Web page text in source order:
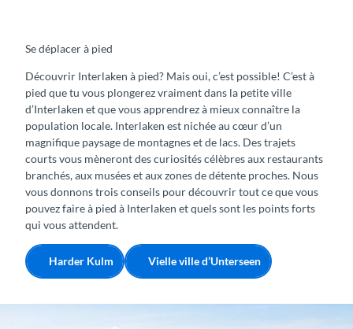
Se déplacer à pied
Découvrir Interlaken à pied? Mais oui, c’est possible! C’est à
pied que tu vous plongerez vraiment dans la petite ville
d’Interlaken et que vous apprendrez à mieux connaître la
population locale. Interlaken est nichée au cœur d’un
magnifique paysage de montagnes et de lacs. Des trajets
courts vous mèneront des curiosités célèbres aux restaurants
branchés, aux musées et aux zones de détente proches. Nous
vous donnons trois conseils pour découvrir tout ce que vous
pouvez faire à pied à Interlaken et quels sont les points forts
qui vous attendent.
Harder Kulm Vielle ville d’Unterseen